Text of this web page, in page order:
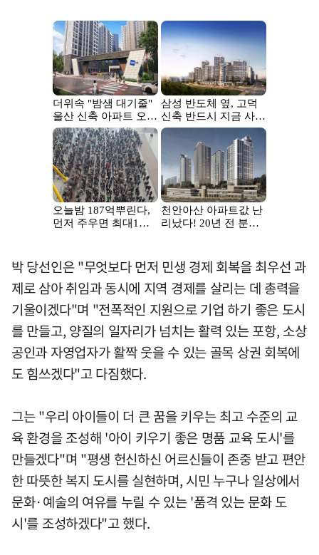
박 당선인은 "무엇보다 먼저 민생 경제 회복을 최우선 과
제로 삼아 취임과 동시에 지역 경제를 살리는 데 총력을
기울이겠다"며 "전폭적인 지원으로 기업 하기 좋은 도시
를 만들고, 양질의 일자리가 넘치는 활력 있는 포항, 소상
공인과 자영업자가 활짝 웃을 수 있는 골목 상권 회복에
도 힘쓰겠다"고 다짐했다.
그는 "우리 아이들이 더 큰 꿈을 키우는 최고 수준의 교
육 환경을 조성해 '아이 키우기 좋은 명품 교육 도시'를
만들겠다"며 "평생 헌신하신 어르신들이 존중 받고 편안
한 따뜻한 복지 도시를 실현하며, 시민 누구나 일상에서
문화·예술의 여유를 누릴 수 있는 '품격 있는 문화 도
시'를 조성하겠다"고 했다.